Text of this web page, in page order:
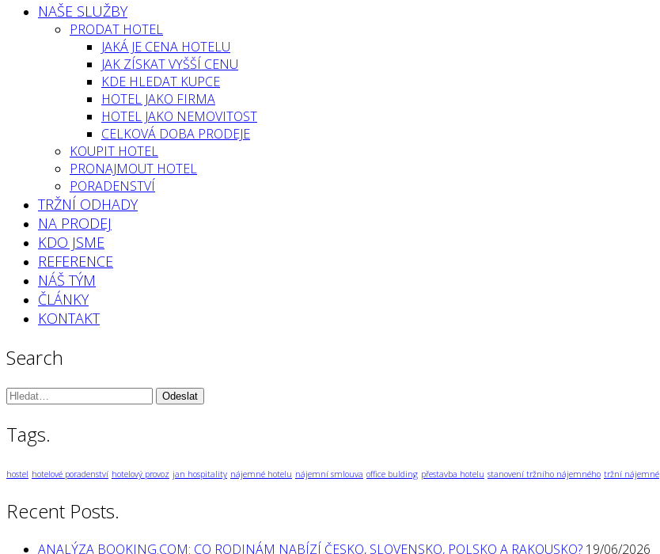
NAŠE SLUŽBY
PRODAT HOTEL
JAKÁ JE CENA HOTELU
JAK ZÍSKAT VYŠŠÍ CENU
KDE HLEDAT KUPCE
HOTEL JAKO FIRMA
HOTEL JAKO NEMOVITOST
CELKOVÁ DOBA PRODEJE
KOUPIT HOTEL
PRONAJMOUT HOTEL
PORADENSTVÍ
TRŽNÍ ODHADY
NA PRODEJ
KDO JSME
REFERENCE
NÁŠ TÝM
ČLÁNKY
KONTAKT
Search
Vyhledávání:
Tags.
hostel hotelové poradenství hotelový provoz jan hospitality nájemné hotelu nájemní smlouva office bulding přestavba hotelu stanovení tržního nájemného tržní nájemné
Recent Posts.
ANALÝZA BOOKING.COM: CO RODINÁM NABÍZÍ ČESKO, SLOVENSKO, POLSKO A RAKOUSKO? 19/06/2026